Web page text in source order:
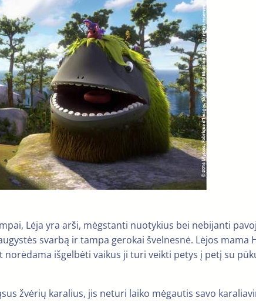
Lėja yra arši, mėgstanti nuotykius bei nebijanti
svarbą ir tampa gerokai švelnesnė. Lėjos mama
išgelbėti vaikus ji turi veikti petys į petį su
žvėrių karalius, jis neturi laiko mėgautis savo